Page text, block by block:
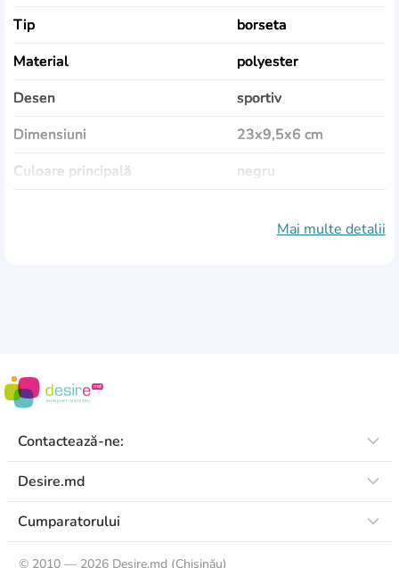
Tip
borseta
Material
polyester
Desen
sportiv
Dimensiuni
23x9,5x6 cm
Culoare principală
negru
Numărul de reveruri
Mai multe detalii
Contactează-ne:
Desire.md
Cumparatorului
© 2010 — 2026 Desire.md (Chişinău)